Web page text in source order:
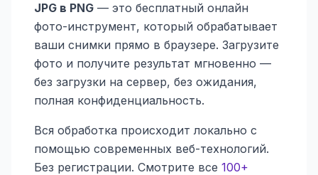
JPG в PNG — это бесплатный онлайн
фото-инструмент, который обрабатывает
ваши снимки прямо в браузере. Загрузите
фото и получите результат мгновенно —
без загрузки на сервер, без ожидания,
полная конфиденциальность.
Вся обработка происходит локально с
помощью современных веб-технологий.
Без регистрации. Смотрите все 100+